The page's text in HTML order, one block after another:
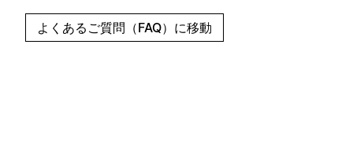
よくあるご質問（FAQ）に移動